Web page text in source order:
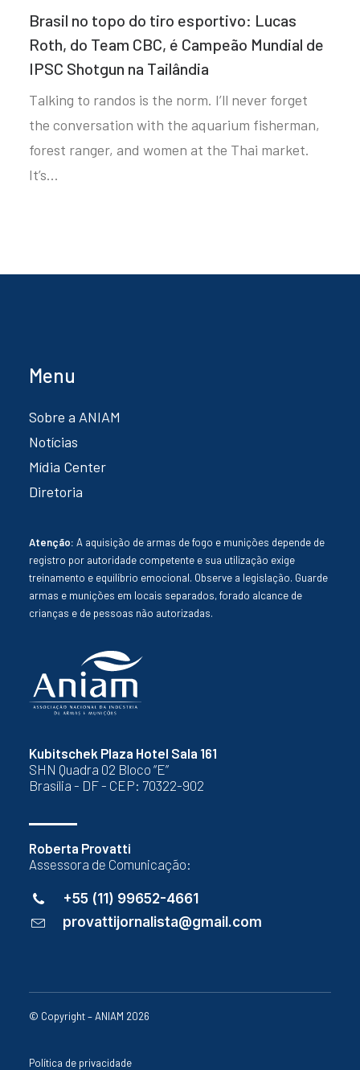
Brasil no topo do tiro esportivo: Lucas
Roth, do Team CBC, é Campeão Mundial de
IPSC Shotgun na Tailândia
Talking to randos is the norm. I’ll never forget
the conversation with the aquarium fisherman,
forest ranger, and women at the Thai market.
It’s…
Kubitschek Plaza Hotel Sala 161
SHN Quadra 02 Bloco “E”
Brasília - DF - CEP: 70322-902
Roberta Provatti
Assessora de Comunicação:
+55 (11) 99652-4661
provattijornalista@gmail.com
Menu
Sobre a ANIAM
Notícias
Mídia Center
Diretoria
Atenção: A aquisição de armas de fogo e munições depende de
registro por autoridade competente e sua utilização exige
treinamento e equilíbrio emocional. Observe a legislação. Guarde
armas e munições em locais separados, forado alcance de
crianças e de pessoas não autorizadas.
© Copyright – ANIAM 2026
Política de privacidade